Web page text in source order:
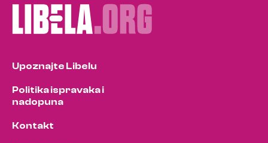
Upoznajte Libelu
Politika ispravaka i
nadopuna
Kontakt